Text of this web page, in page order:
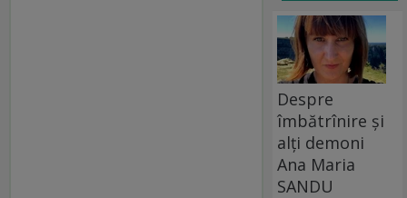
Despre
îmbătrînire și
alți demoni
Ana Maria
SANDU